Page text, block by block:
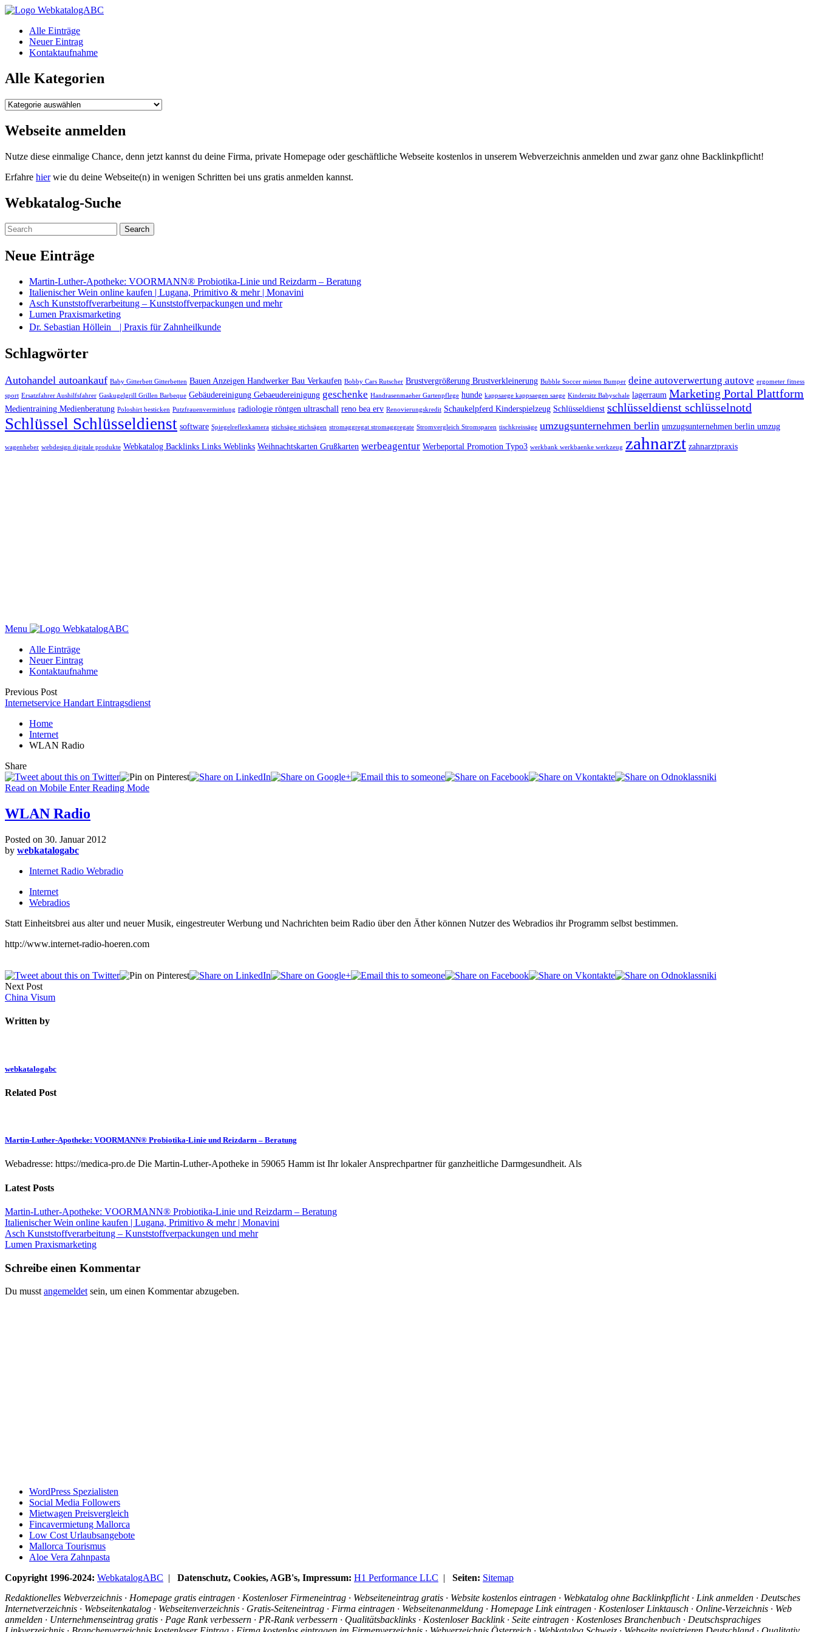
WebkatalogABC
Alle Einträge
Neuer Eintrag
Kontaktaufnahme
Alle Kategorien
Alle
Webseite anmelden
Nutze diese einmalige Chance, denn jetzt kannst du deine Firma, private Homepage oder geschäftliche Webseite kostenlos in unserem Webverzeichnis anmelden und zwar ganz ohne Backlinkpflicht!
Erfahre hierwie du deine Webseite(n) in wenigen Schritten bei uns gratis anmelden kannst.
Webkatalog-Suche
Neue Einträge
Martin-Luther-Apotheke: VOORMANN® Probiotika-Linie und Reizdarm – Beratung
Italienischer Wein online kaufen | Lugana, Primitivo & mehr | Monavini
Asch Kunststoffverarbeitung – Kunststoffverpackungen und mehr
Lumen Praxismarketing
Dr. Sebastian Höllein | Praxis für Zahnheilkunde
Schlagwörter
Autohandel autoankauf Baby Gitterbett Gitterbetten Bauen Anzeigen Handwerker Bau Verkaufen Bobby Cars Rutscher Brustvergrößerung Brustverkleinerung Bubble Soccer mieten Bumper deine autoverwertung autove ergometer fitness
sport Ersatzfahrer Aushilfsfahrer Gaskugelgrill Grillen Barbeque Gebäudereinigung Gebaeudereinigung geschenke Handrasenmaeher Gartenpflege hunde kappsaege kappsaegen saege Kindersitz Babyschale lagerraum Marketing Portal Plattform
Medientraining Medienberatung Poloshirt besticken Putzfrauenvermittlung radiologie röntgen ultraschall reno bea erv Renovierungskredit Schaukelpferd Kinderspielzeug Schlüsseldienst schlüsseldienst schlüsselnotd
Schlüssel Schlüsseldienst software Spiegelreflexkamera stichsäge stichsägen stromaggregat stromaggregate Stromvergleich Stromsparen tischkreissäge umzugsunternehmen berlin umzugsunternehmen berlin umzug
wagenheber webdesign digitale produkte Webkatalog Backlinks Links Weblinks Weihnachtskarten Grußkarten werbeagentur Werbeportal Promotion Typo3 werkbank werkbaenke werkzeug zahnarzt zahnarztpraxis
Menu
WebkatalogABC
Alle Einträge
Neuer Eintrag
Kontaktaufnahme
Previous Post
Internetservice Handart Eintragsdienst
Home
Internet
WLAN Radio
Share
Read on Mobile Enter Reading Mode
WLAN Radio
Posted on 30. Januar 2012
by webkatalogabc
Internet Radio Webradio
Internet
Webradios
Statt Einheitsbrei aus alter und neuer Musik, eingestreuter Werbung und Nachrichten beim Radio über den Äther können Nutzer des Webradios ihr Programm selbst bestimmen.
http://www.internet-radio-hoeren.com
Next Post
China Visum
Written by
webkatalogabc
Related Post
Martin-Luther-Apotheke: VOORMANN® Probiotika-Linie und Reizdarm – Beratung
Webadresse: https://medica-pro.de Die Martin-Luther-Apotheke in 59065 Hamm ist Ihr lokaler Ansprechpartner für ganzheitliche Darmgesundheit. Als
Latest Posts
Martin-Luther-Apotheke: VOORMANN® Probiotika-Linie und Reizdarm – Beratung
Italienischer Wein online kaufen | Lugana, Primitivo & mehr | Monavini
Asch Kunststoffverarbeitung – Kunststoffverpackungen und mehr
Lumen Praxismarketing
Schreibe einen Kommentar
Du musst angemeldet sein, um einen Kommentar abzugeben.
WordPress Spezialisten
Social Media Followers
Mietwagen Preisvergleich
Fincavermietung Mallorca
Low Cost Urlaubsangebote
Mallorca Tourismus
Aloe Vera Zahnpasta
Copyright 1996-2024: WebkatalogABC | Datenschutz, Cookies, AGB's, Impressum: H1 Performance LLC | Seiten: Sitemap
Redaktionelles Webverzeichnis · Homepage gratis eintragen · Kostenloser Firmeneintrag · Webseiteneintrag gratis · Website kostenlos eintragen · Webkatalog ohne Backlinkpflicht · Link anmelden · Deutsches
Internetverzeichnis · Webseitenkatalog · Webseitenverzeichnis · Gratis-Seiteneintrag · Firma eintragen · Webseitenanmeldung · Homepage Link eintragen · Kostenloser Linktausch · Online-Verzeichnis · Web
anmelden · Unternehmenseintrag gratis · Page Rank verbessern · PR-Rank verbessern · Qualitätsbacklinks · Kostenloser Backlink · Seite eintragen · Kostenloses Branchenbuch · Deutschsprachiges